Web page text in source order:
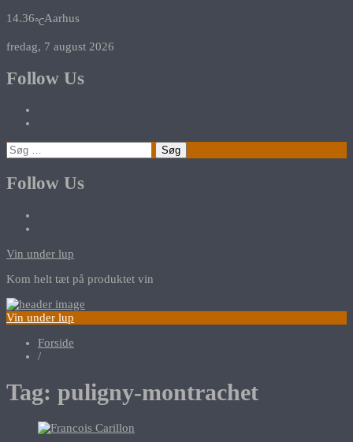
14.36℃Aarhus
fredag, 7 august 2026
Follow Us
Søg
efter:
Follow Us
Vin under lup
Kom helt tæt på produktet vin
Vin under lup
Forside
/
Tag: puligny-montrachet